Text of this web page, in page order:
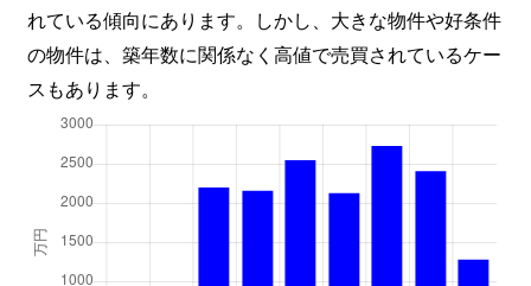
れている傾向にあります。しかし、大きな物件や好条件
の物件は、築年数に関係なく高値で売買されているケー
スもあります。